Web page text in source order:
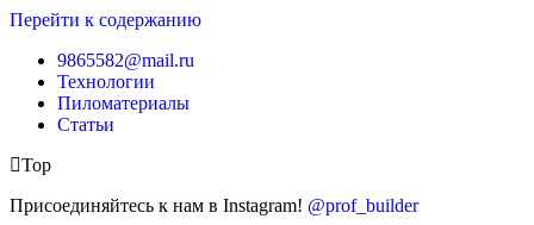
Перейти к содержанию
9865582@mail.ru
Технологии
Пиломатериалы
Статьи
Top
Присоединяйтесь к нам в Instagram! @prof_builder